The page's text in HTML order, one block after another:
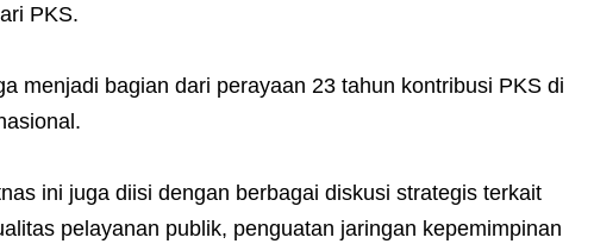
PKS.
menjadi bagian dari perayaan 23 tahun kontribusi PKS di
ini juga diisi dengan berbagai diskusi strategis terkait
pelayanan publik, penguatan jaringan kepemimpinan